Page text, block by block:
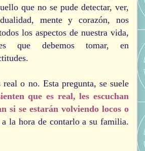
que no se pude detectar, ver,
mente y corazón, nos
los aspectos de nuestra vida,
que debemos tomar, en
real o no. Esta pregunta, se suele
que es real, les escuchan
si se estarán volviendo locos o
la hora de contarlo a su familia.